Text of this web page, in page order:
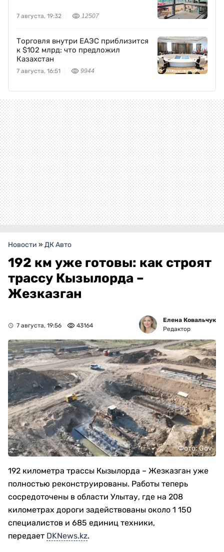
7 августа, 19:32 12507
Торговля внутри ЕАЭС приблизится
к $102 млрд: что предложил
Казахстан
7 августа, 16:51 9944
Новости » ДК Авто
192 км уже готовы: как строят
трассу Кызылорда –
Жезказган
7 августа, 19:56 43164
Елена Ковальчук
Редактор
Фото: Gov
192 километра трассы Кызылорда – Жезказган уже
полностью реконструированы. Работы теперь
сосредоточены в области Улытау, где на 208
километрах дороги задействованы около 1 150
специалистов и 685 единиц техники,
передает DKNews.kz.